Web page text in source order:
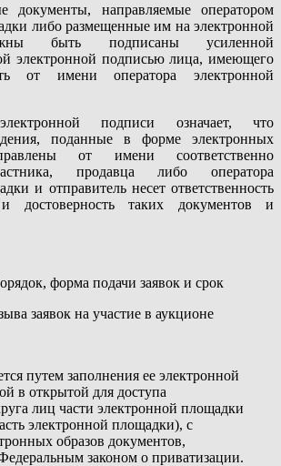
документы, направляемые оператором
либо размещенные им на электронной
быть подписаны усиленной
электронной подписью лица, имеющего
от имени оператора электронной
подписи означает, что
поданные в форме электронных
от имени соответственно
продавца либо оператора
и отправитель несет ответственность
достоверность таких документов и
форма подачи заявок и срок
заявок на участие в аукционе
путем заполнения ее электронной
в открытой для доступа
лиц части электронной площадки
электронной площадки), с
образов документов,
законом о приватизации.